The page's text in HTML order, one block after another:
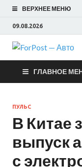
ВЕРХНЕЕ МЕНЮ
09.08.2026
ГЛАВНОЕ
ПУЛЬС
В Китае
выпуск
с